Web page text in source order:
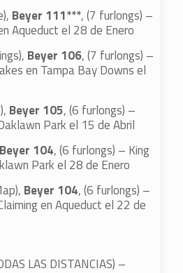
Beyer 111***, (7 furlongs) –
Aqueduct el 28 de Enero
Beyer 106, (7 furlongs) –
en Tampa Bay Downs el
Beyer 105, (6 furlongs) –
Park el 15 de Abril
Beyer 104, (6 furlongs) – King
Park el 28 de Enero
Beyer 104, (6 furlongs) –
en Aqueduct el 22 de
LAS DISTANCIAS) –